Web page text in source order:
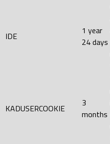
IDE
1 year
24 days
KADUSERCOOKIE
3
months